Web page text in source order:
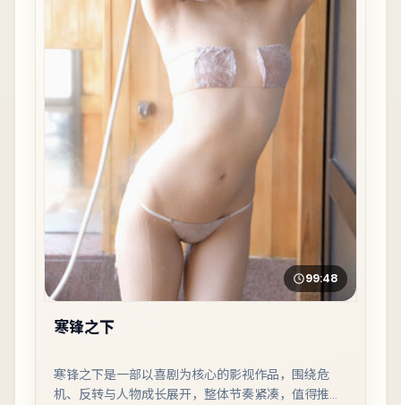
99:48
寒锋之下
寒锋之下是一部以喜剧为核心的影视作品，围绕危
机、反转与人物成长展开，整体节奏紧凑，值得推荐